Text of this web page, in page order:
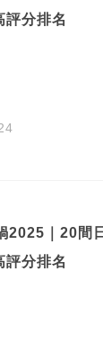
分排名
2025｜20間
分排名